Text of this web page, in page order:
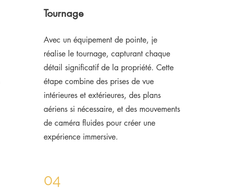
Tournage
Avec un équipement de pointe, je
réalise le tournage, capturant chaque
détail significatif de la propriété. Cette
étape combine des prises de vue
intérieures et extérieures, des plans
aériens si nécessaire, et des mouvements
de caméra fluides pour créer une
expérience immersive.
04